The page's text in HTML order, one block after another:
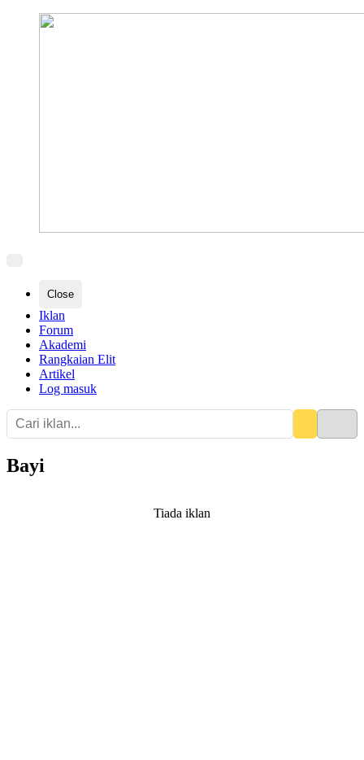
Close
Iklan
Forum
Akademi
Rangkaian Elit
Artikel
Log masuk
Bayi
Tiada iklan